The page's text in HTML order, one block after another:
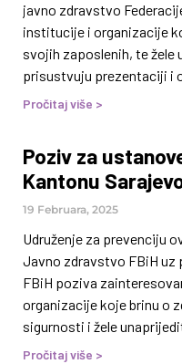
javno zdravstvo
institucije i organizacije
svojih zaposlenih, te žele
prisustvuju prezentaciji i
okruženje! Obuka je
Hills, Ilidža, Sarajevo. Broj
besplatno. Prijaviti se
emaila na
Pročitaj više >
Poziv za
Kantonu
19 Februara, 2025
Udruženje za prevenciju
Javno zdravstvo FBiH uz
FBiH poziva
organizacije koje brinu o
sigurnosti i žele
prezentaciju i obuku
Pročitaj više >